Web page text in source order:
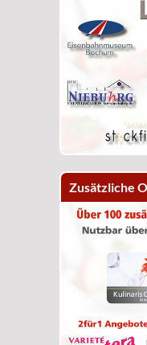
Zusätzliche